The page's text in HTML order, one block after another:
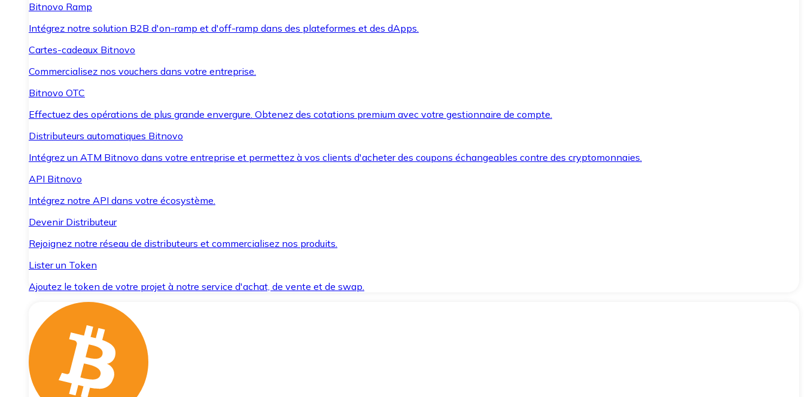
Bitnovo Ramp
Intégrez notre solution B2B d'on-ramp et d'off-ramp dans des plateformes et des dApps.
Cartes-cadeaux Bitnovo
Commercialisez nos vouchers dans votre entreprise.
Bitnovo OTC
Effectuez des opérations de plus grande envergure. Obtenez des cotations premium avec votre gestionnaire de compte.
Distributeurs automatiques Bitnovo
Intégrez un ATM Bitnovo dans votre entreprise et permettez à vos clients d'acheter des coupons échangeables contre des cryptomonnaies.
API Bitnovo
Intégrez notre API dans votre écosystème.
Devenir Distributeur
Rejoignez notre réseau de distributeurs et commercialisez nos produits.
Lister un Token
Ajoutez le token de votre projet à notre service d'achat, de vente et de swap.